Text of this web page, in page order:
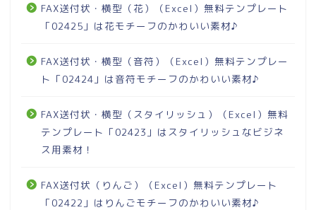
FAX送付状・横型（花）（Excel）無料テンプレート
「02425」は花モチーフのかわいい素材♪
FAX送付状・横型（音符）（Excel）無料テンプレー
ト「02424」は音符モチーフのかわいい素材♪
FAX送付状・横型（スタイリッシュ）（Excel）無料
テンプレート「02423」はスタイリッシュなビジネ
ス用素材！
FAX送付状（りんご）（Excel）無料テンプレート
「02422」はりんごモチーフのかわいい素材♪